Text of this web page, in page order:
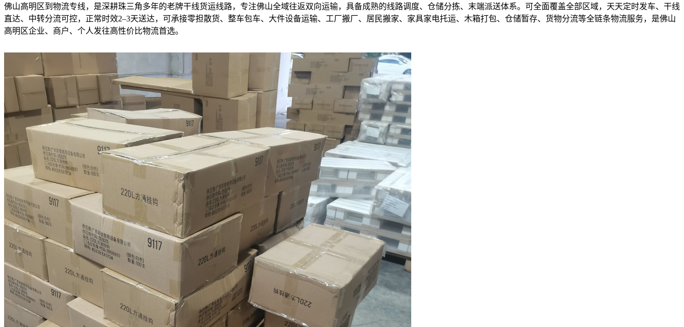
佛山高明区到物流专线，是深耕珠三角多年的老牌干线货运线路，专注佛山全域往返双向运输，具备成熟的线路调度、仓储分拣、末端派送体系。可全面覆盖全部区域，天天定时发车、干线
直达、中转分流可控，正常时效2–3天送达，可承接零担散货、整车包车、大件设备运输、工厂搬厂、居民搬家、家具家电托运、木箱打包、仓储暂存、货物分流等全链条物流服务，是佛山
高明区企业、商户、个人发往高性价比物流首选。